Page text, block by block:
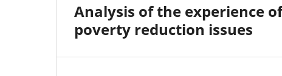
Analysis of the experience
poverty reduction issues